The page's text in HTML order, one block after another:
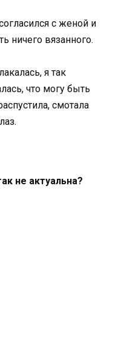
с женой и
ничего вязанного.
я так
что могу быть
смотала
не актуальна?